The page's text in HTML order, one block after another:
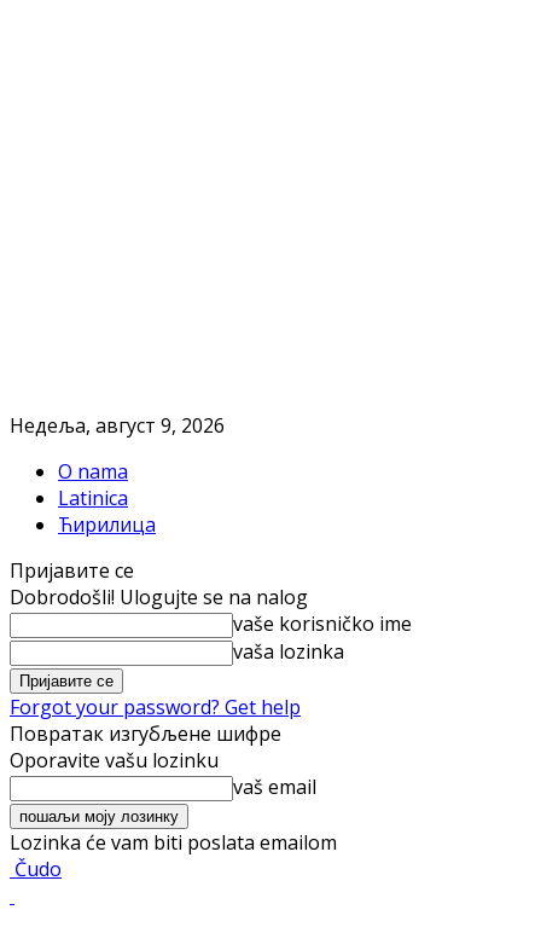
Недеља, август 9, 2026
O nama
Latinica
Ћирилица
Пријавите се
Dobrodošli! Ulogujte se na nalog
vaše korisničko ime
vaša lozinka
Forgot your password? Get help
Повратак изгубљене шифре
Oporavite vašu lozinku
vaš email
Lozinka će vam biti poslata emailom
Čudo